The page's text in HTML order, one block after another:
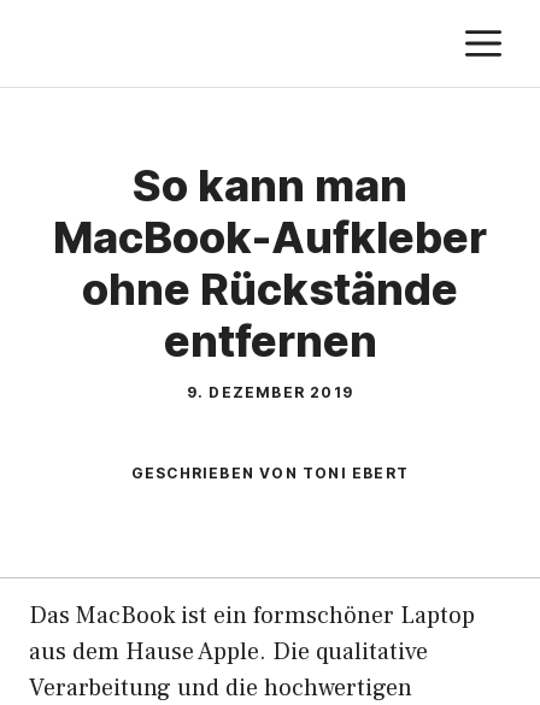
springen
So kann man
MacBook-Aufkleber
ohne Rückstände
entfernen
9. DEZEMBER 2019
GESCHRIEBEN VON TONI EBERT
Das MacBook ist ein formschöner Laptop
aus dem Hause Apple. Die qualitative
Verarbeitung und die hochwertigen